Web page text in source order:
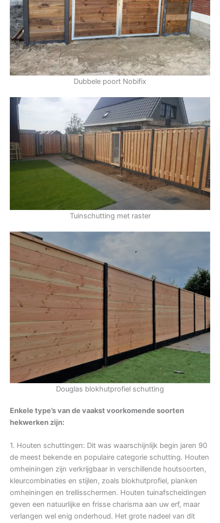
Dubbele poort Nobifix
Tuinschutting met raster
Douglas blokhutprofiel schutting
Enkele type’s van de vaakst voorkomende soorten
hekwerken zijn:
1. Houten schuttingen: Dit was waarschijnlijk begin jaren 90
de meest bekende en populaire categorie schutting. Houten
omheiningen zijn verkrijgbaar in verschillende houtsoorten,
kleurcombinaties en stijlen, zoals blokhutprofiel, planken
omheiningen en trellisschermen. Houten tuinafscheidingen
geven een natuurlijke en frisse charisma aan uw erf, maar
verlangen wel enig onderhoud. Het grote nadeel van dit